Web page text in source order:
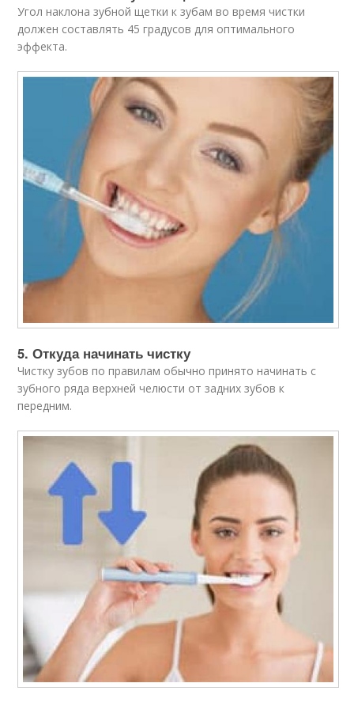
Угол наклона зубной щетки к зубам во время чистки
должен составлять 45 градусов для оптимального
эффекта.
5. Откуда начинать чистку
Чистку зубов по правилам обычно принято начинать с
зубного ряда верхней челюсти от задних зубов к
передним.